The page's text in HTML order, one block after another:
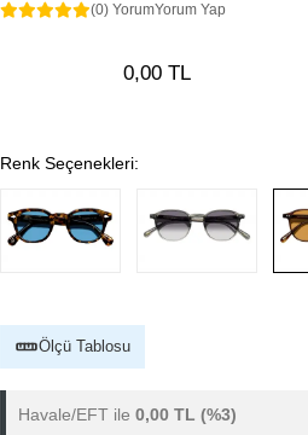
(0) YorumYorum Yap
0,00 TL
Renk Seçenekleri:
Ölçü Tablosu
Havale/EFT ile 0,00 TL (%3)